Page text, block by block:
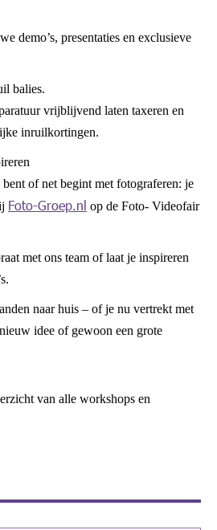
demo’s, presentaties en exclusieve
balies.
vrijblijvend laten taxeren en
inruilkortingen.
of net begint met fotograferen: je
Foto-Groep.nl op de Foto- Videofair
met ons team of laat je inspireren
naar huis – of je nu vertrekt met
idee of gewoon een grote
van alle workshops en